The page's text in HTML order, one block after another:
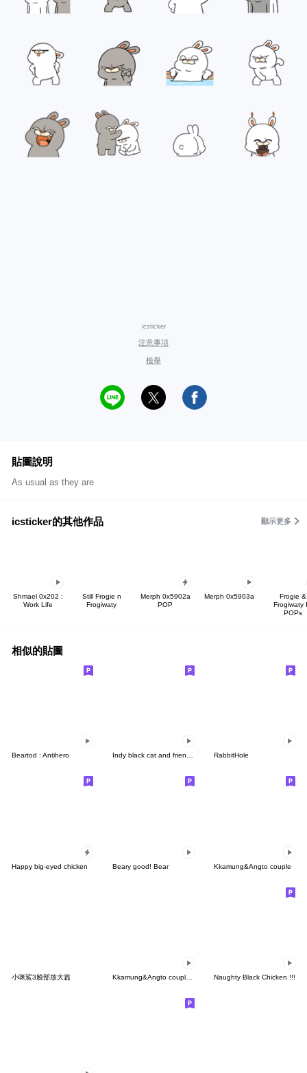
icsticker
注意事項
檢舉
貼圖說明
As usual as they are
icsticker的其他作品 顯示更多
Shmael 0x202 :
Work Life
Still Frogie n
Frogiwaty
Merph 0x5902a
POP
Merph 0x5903a
Frogie &
Frogiwaty
POPs
相似的貼圖
Beartod : Antihero Indy black cat and friends III RabbitHole
Happy big-eyed chicken Beary good! Bear Kkamung&Angto couple
小咪鯊3臉部放大篇 Naughty Black Chicken !!!